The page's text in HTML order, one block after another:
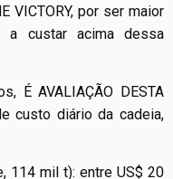
VICTORY, por ser maior
a custar acima dessa
É AVALIAÇÃO DESTA
custo diário da cadeia,
114 mil t): entre US$ 20